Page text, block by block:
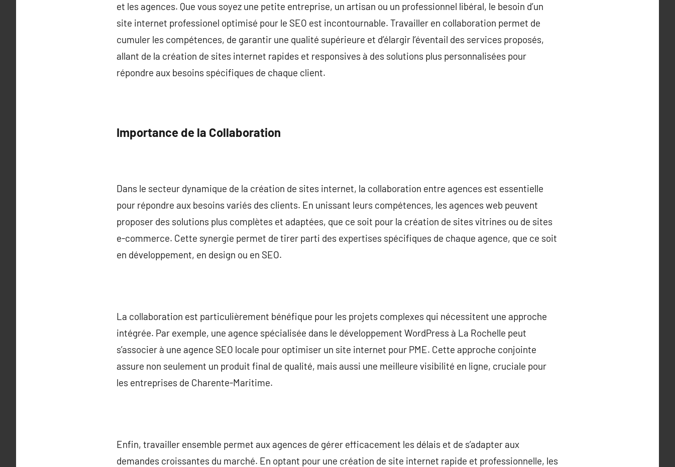
et les agences. Que vous soyez une petite entreprise, un artisan ou un professionnel libéral, le besoin d’un
site internet professionel optimisé pour le SEO est incontournable. Travailler en collaboration permet de
cumuler les compétences, de garantir une qualité supérieure et d’élargir l’éventail des services proposés,
allant de la création de sites internet rapides et responsives à des solutions plus personnalisées pour
répondre aux besoins spécifiques de chaque client.
Importance de la Collaboration
Dans le secteur dynamique de la création de sites internet, la collaboration entre agences est essentielle
pour répondre aux besoins variés des clients. En unissant leurs compétences, les agences web peuvent
proposer des solutions plus complètes et adaptées, que ce soit pour la création de sites vitrines ou de sites
e-commerce. Cette synergie permet de tirer parti des expertises spécifiques de chaque agence, que ce soit
en développement, en design ou en SEO.
La collaboration est particulièrement bénéfique pour les projets complexes qui nécessitent une approche
intégrée. Par exemple, une agence spécialisée dans le développement WordPress à La Rochelle peut
s’associer à une agence SEO locale pour optimiser un site internet pour PME. Cette approche conjointe
assure non seulement un produit final de qualité, mais aussi une meilleure visibilité en ligne, cruciale pour
les entreprises de Charente-Maritime.
Enfin, travailler ensemble permet aux agences de gérer efficacement les délais et de s’adapter aux
demandes croissantes du marché. En optant pour une création de site internet rapide et professionnelle, les